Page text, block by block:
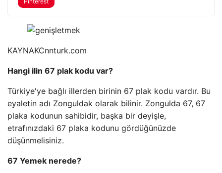
KAYNAKCnnturk.com
Hangi ilin 67 plak kodu var?
Türkiye'ye bağlı illerden birinin 67 plak kodu vardır. Bu
eyaletin adı Zonguldak olarak bilinir. Zongulda 67, 67
plaka kodunun sahibidir, başka bir deyişle,
etrafınızdaki 67 plaka kodunu gördüğünüzde
düşünmelisiniz.
67 Yemek nerede?